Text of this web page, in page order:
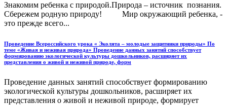
Знакомим ребенка с природой.Природа – источник познания.
Сбережем родную природу! Мир окружающий ребенка, -
это прежде всего...
Проведение Всероссийского урока « Эколята – молодые защитники природы» По
теме «Живая и неживая природа» Проведение данных занятий способствует
формированию экологической культуры дошкольников, расширяет их
представления о живой и неживой природе, форм
Проведение данных занятий способствует формированию
экологической культуры дошкольников, расширяет их
представления о живой и неживой природе, формирует